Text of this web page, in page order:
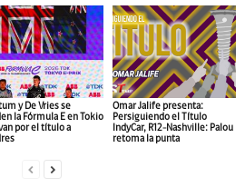
y De Vries se
la Fórmula E en Tokio
por el título a
Omar Jalife presenta:
Persiguiendo el Título
IndyCar, R12-Nashville: Palou
retoma la punta